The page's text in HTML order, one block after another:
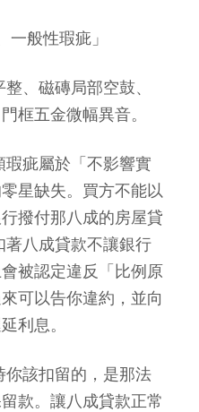
般性瑕疵」
、磁磚局部空鼓、
框五金微幅異音。
瑕疵屬於「不影響實
星缺失。買方不能以
撥付那八成的房屋貸
著八成貸款不讓銀行
被認定違反「比例原
可以告你違約，並向
利息。
你該扣留的，是那法
款。讓八成貸款正常